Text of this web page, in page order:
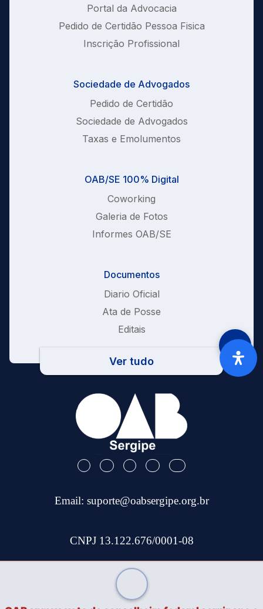
Portal da Advocacia
Pedido de Certidão Pessoa Fisica
Inscrição Profissional
Sociedade de Advogados
Pedido de Certidão
Sociedade de Advogados
Taxas e Emolumentos
OAB/SE 100% Digital
Coworking
Galeria de Fotos
Informes OAB/SE
Documentos
Diario Oficial
Ata de Posse
Editais
Ver tudo
Email: suporte@oabsergipe.org.br
CNPJ 13.122.676/0001-08
Telefone: (79) 3301-9100